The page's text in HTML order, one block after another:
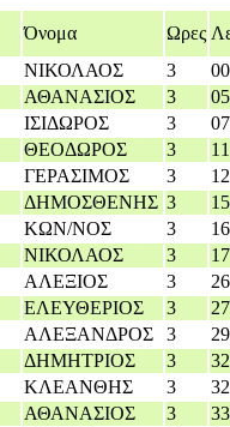
Όνομα Ωρες
ΝΙΚΟΛΑΟΣ 3
ΑΘΑΝΑΣΙΟΣ 3
ΙΣΙΔΩΡΟΣ 3
ΘΕΟΔΩΡΟΣ 3
ΓΕΡΑΣΙΜΟΣ 3
ΔΗΜΟΣΘΕΝΗΣ 3
ΚΩΝ/ΝΟΣ 3
ΝΙΚΟΛΑΟΣ 3
ΑΛΕΞΙΟΣ 3
ΕΛΕΥΘΕΡΙΟΣ 3
ΑΛΕΞΑΝΔΡΟΣ 3
ΔΗΜΗΤΡΙΟΣ 3
ΚΛΕΑΝΘΗΣ 3
ΑΘΑΝΑΣΙΟΣ 3